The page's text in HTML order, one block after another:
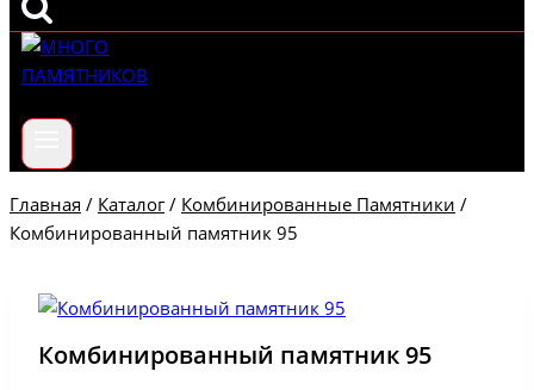
Главная / Каталог / Комбинированные Памятники /
Комбинированный памятник 95
Комбинированный памятник 95